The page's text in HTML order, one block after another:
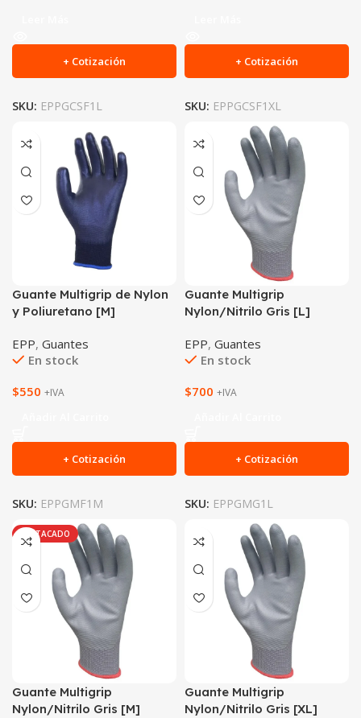
+ Cotización
SKU: EPPGCSF1L
+ Cotización
SKU: EPPGCSF1XL
Guante Multigrip de Nylon
y Poliuretano [M]
EPP, Guantes
En stock
$550 +IVA
+ Cotización
SKU: EPPGMF1M
Guante Multigrip
Nylon/Nitrilo Gris [L]
EPP, Guantes
En stock
$700 +IVA
+ Cotización
SKU: EPPGMG1L
DESTACADO
Guante Multigrip
Nylon/Nitrilo Gris [M]
Guante Multigrip
Nylon/Nitrilo Gris [XL]